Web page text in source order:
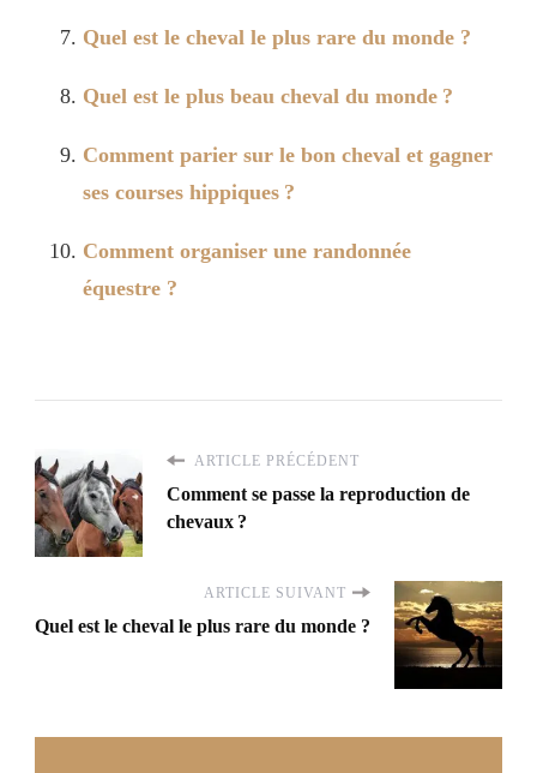
Quel est le cheval le plus rare du monde ?
Quel est le plus beau cheval du monde ?
Comment parier sur le bon cheval et gagner
ses courses hippiques ?
Comment organiser une randonnée
équestre ?
ARTICLE PRÉCÉDENT
Comment se passe la reproduction de
chevaux ?
ARTICLE SUIVANT
Quel est le cheval le plus rare du monde ?